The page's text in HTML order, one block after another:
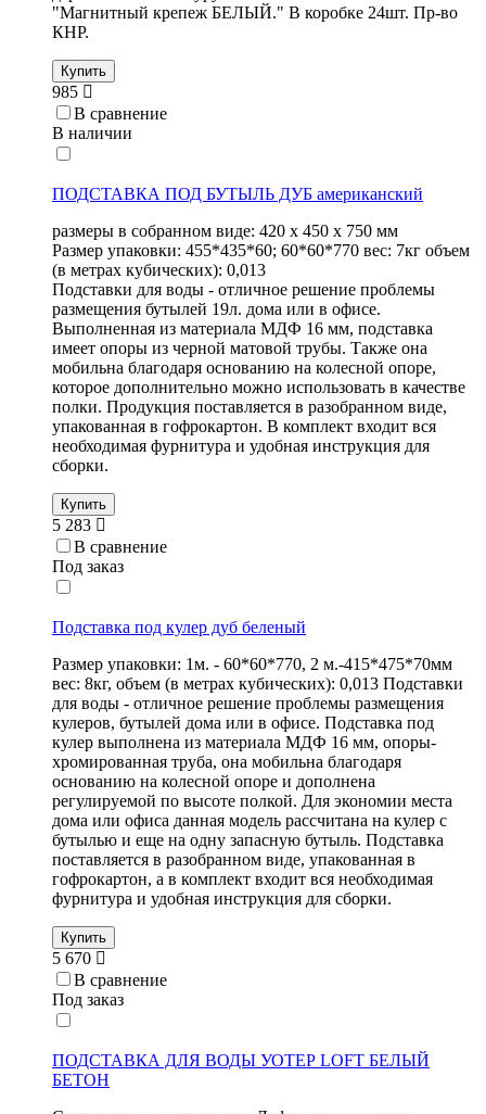
"Магнитный крепеж БЕЛЫЙ." В коробке 24шт. Пр-во
КНР.
Купить
985
В сравнение
В наличии
ПОДСТАВКА ПОД БУТЫЛЬ ДУБ американский
размеры в собранном виде: 420 х 450 х 750 мм
Размер упаковки: 455*435*60; 60*60*770 вес: 7кг объем
(в метрах кубических): 0,013
Подставки для воды - отличное решение проблемы
размещения бутылей 19л. дома или в офисе.
Выполненная из материала МДФ 16 мм, подставка
имеет опоры из черной матовой трубы. Также она
мобильна благодаря основанию на колесной опоре,
которое дополнительно можно использовать в качестве
полки. Продукция поставляется в разобранном виде,
упакованная в гофрокартон. В комплект входит вся
необходимая фурнитура и удобная инструкция для
сборки.
Купить
5 283
В сравнение
Под заказ
Подставка под кулер дуб беленый
Размер упаковки: 1м. - 60*60*770, 2 м.-415*475*70мм
вес: 8кг, объем (в метрах кубических): 0,013 Подставки
для воды - отличное решение проблемы размещения
кулеров, бутылей дома или в офисе. Подставка под
кулер выполнена из материала МДФ 16 мм, опоры-
хромированная труба, она мобильна благодаря
основанию на колесной опоре и дополнена
регулируемой по высоте полкой. Для экономии места
дома или офиса данная модель рассчитана на кулер с
бутылью и еще на одну запасную бутыль. Подставка
поставляется в разобранном виде, упакованная в
гофрокартон, а в комплект входит вся необходимая
фурнитура и удобная инструкция для сборки.
Купить
5 670
В сравнение
Под заказ
ПОДСТАВКА ДЛЯ ВОДЫ УОТЕР LOFT БЕЛЫЙ
БЕТОН